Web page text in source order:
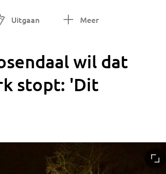
Uitgaan Meer
wil dat
stopt: 'Dit